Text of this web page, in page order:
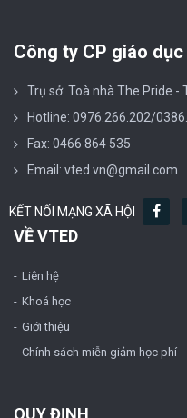
Công ty CP giáo
Trụ sở: Toà nhà The Pride -
Hotline: 0976.266.202/
Fax: 0466 864 535
Email: vted.vn@gmail.com
KẾT NỐI MẠNG XÃ HỘI
VỀ VTED
Liên hệ
Khoá học
Giới thiệu
Chính sách miễn giảm học phí
QUY ĐỊNH